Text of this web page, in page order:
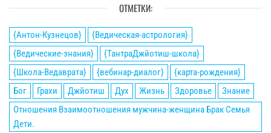
ОТМЕТКИ:
{Антон-Кузнецов}
{Ведическая-астрология}
{Ведические-знания}
{ТантраДжйотиш-школа}
{Школа-Ведаврата}
{вебинар-диалог}
{карта-рождения}
Бог
Грахи Джйотиш Дух Жизнь Здоровье
Знание
Отношения Взаимоотношения мужчина-женщина Брак Семья
Дети.